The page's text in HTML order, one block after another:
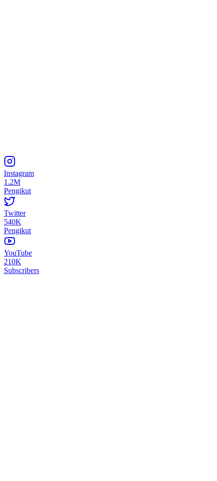
Instagram
1.2M
Pengikut
Twitter
540K
Pengikut
YouTube
210K
Subscribers